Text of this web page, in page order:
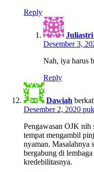
Reply
Juliastri
Desember 3,
Nah, iya harus
Reply
Dawiah
Desember 2, 2020
Pengawasan OJK nih
tempat mengambil
nyaman. Masalahnya
bergabung di
kredebilitasnya.